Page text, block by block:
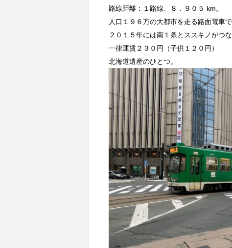
路線距離：１路線、８．９０５ km。
人口１９６万の大都市を走る路面電車で
２０１５年には南１条とススキノがつ
一律運賃２３０円（子供１２０円）
北海道遺産のひとつ。